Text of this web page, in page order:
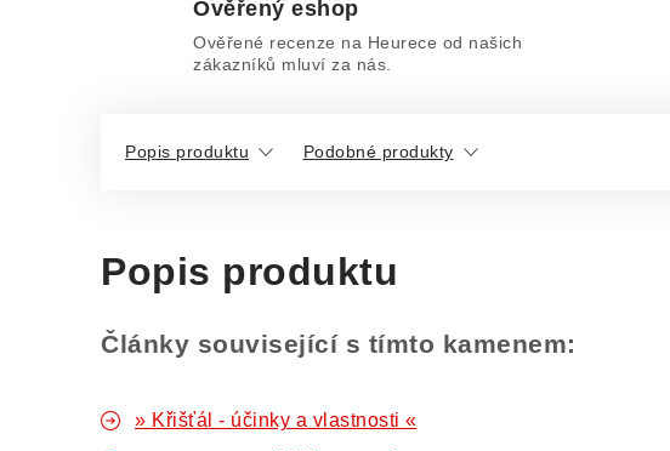
Ověřený eshop
Ověřené recenze na Heurece od našich
zákazníků mluví za nás.
Popis produktu Podobné produkty
Popis produktu
Články související s tímto kamenem:
» Křišťál - účinky a vlastnosti «